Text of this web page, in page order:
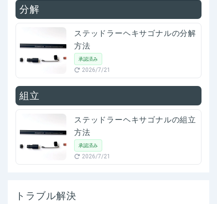
分解
ステッドラーヘキサゴナルの分解
方法
承認済み
2026/7/21
組立
ステッドラーヘキサゴナルの組立
方法
承認済み
2026/7/21
トラブル解決